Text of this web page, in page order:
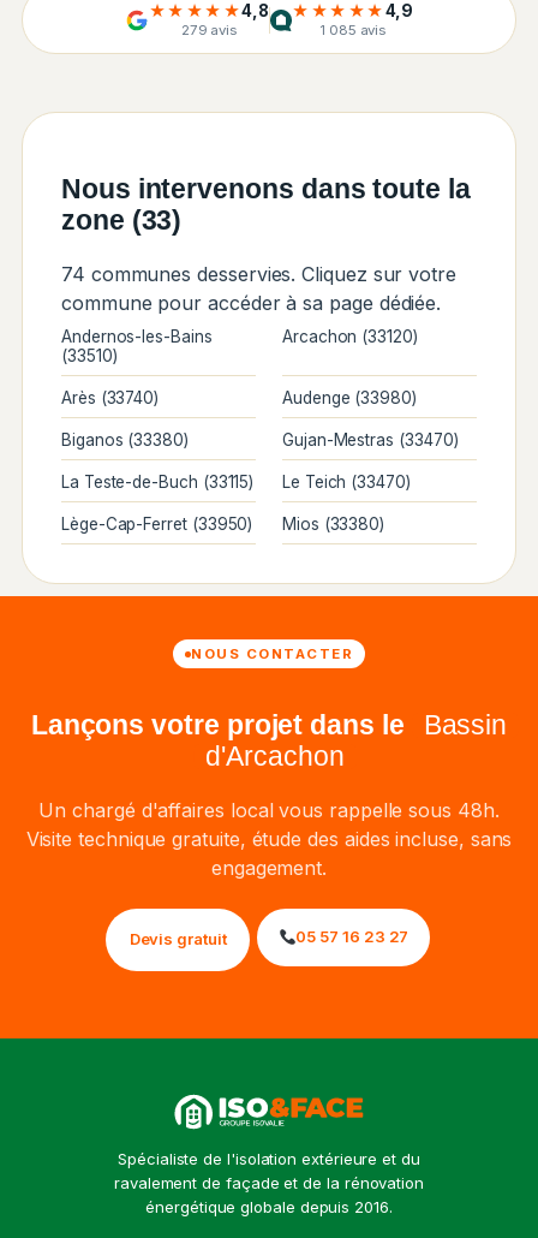
★★★★★4,8
279 avis
★★★★★4,9
1 085 avis
Nous intervenons dans toute la
zone (33)
74 communes desservies. Cliquez sur votre
commune pour accéder à sa page dédiée.
Andernos-les-Bains
(33510)
Arcachon (33120)
Arès (33740) Audenge (33980)
Biganos (33380) Gujan-Mestras (33470)
La Teste-de-Buch (33115) Le Teich (33470)
Lège-Cap-Ferret (33950) Mios (33380)
NOUS CONTACTER
Lançons votre projet dans le
Bassin
d'Arcachon
Un chargé d'affaires local vous rappelle sous 48h.
Visite technique gratuite, étude des aides incluse, sans
engagement.
Devis gratuit 05 57 16 23 27
Spécialiste de l'isolation extérieure et du
ravalement de façade et de la rénovation
énergétique globale depuis 2016.